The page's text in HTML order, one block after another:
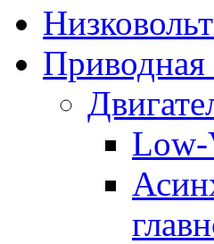
Приводная
Low-